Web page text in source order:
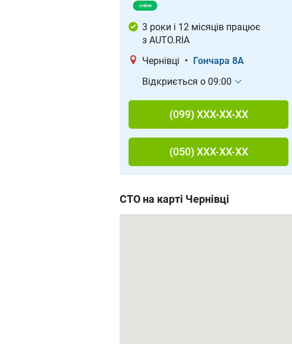
3 роки і 12 місяців працює
з AUTO.RIA
Чернівці • Гончара 8А
Відкриється о 09:00
(099) XXX-XX-XX
(050) XXX-XX-XX
СТО на карті Чернівці